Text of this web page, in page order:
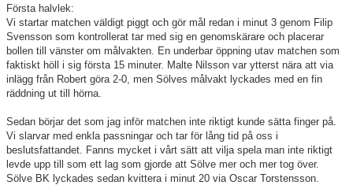
Första halvlek:
Vi startar matchen väldigt piggt och gör mål redan i minut 3 genom Filip
Svensson som kontrollerat tar med sig en genomskärare och placerar
bollen till vänster om målvakten. En underbar öppning utav matchen som
faktiskt höll i sig första 15 minuter. Malte Nilsson var ytterst nära att via
inlägg från Robert göra 2-0, men Sölves målvakt lyckades med en fin
räddning ut till hörna.
Sedan börjar det som jag inför matchen inte riktigt kunde sätta finger på.
Vi slarvar med enkla passningar och tar för lång tid på oss i
beslutsfattandet. Fanns mycket i vårt sätt att vilja spela man inte riktigt
levde upp till som ett lag som gjorde att Sölve mer och mer tog över.
Sölve BK lyckades sedan kvittera i minut 20 via Oscar Torstensson.